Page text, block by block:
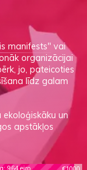
manifests" vai
organizācijai
jo, pateicoties
līdz galam
un
apstākļos
964 eiro